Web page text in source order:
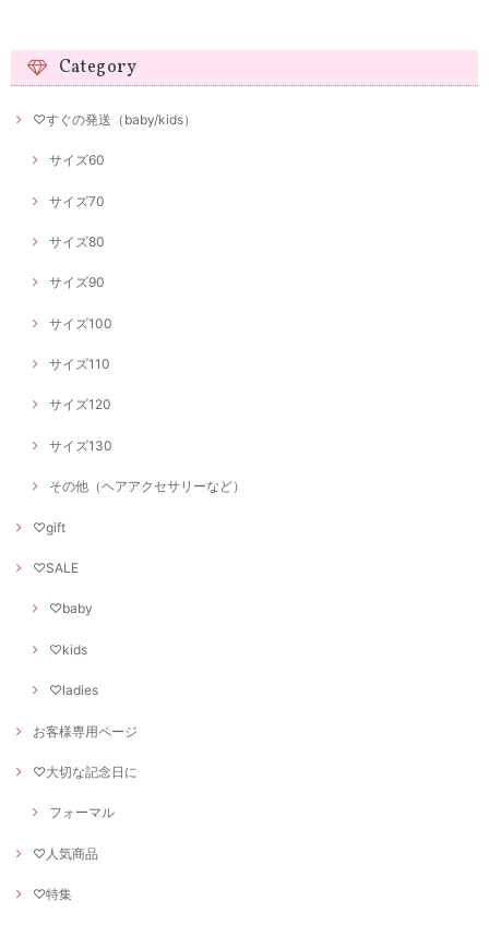
Category
♡すぐの発送（baby/kids）
サイズ60
サイズ70
サイズ80
サイズ90
サイズ100
サイズ110
サイズ120
サイズ130
その他（ヘアアクセサリーなど）
♡gift
♡SALE
♡baby
♡kids
♡ladies
お客様専用ページ
♡大切な記念日に
フォーマル
♡人気商品
♡特集